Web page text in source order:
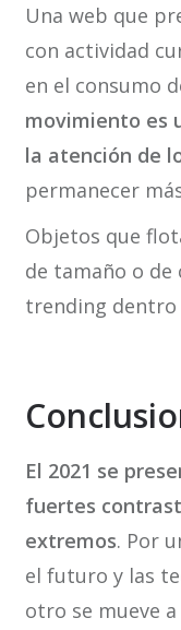
Una web que
con actividad
en el consumo
movimiento es
la atención de
permanecer
Objetos que
de tamaño o de
trending dentro
El 2021 se
fuertes
extremos. Por
el futuro y las
otro se mueve